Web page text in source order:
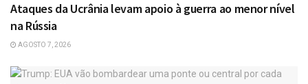
Ataques da Ucrânia levam apoio à guerra ao menor nível
na Rússia
AGOSTO 7, 2026